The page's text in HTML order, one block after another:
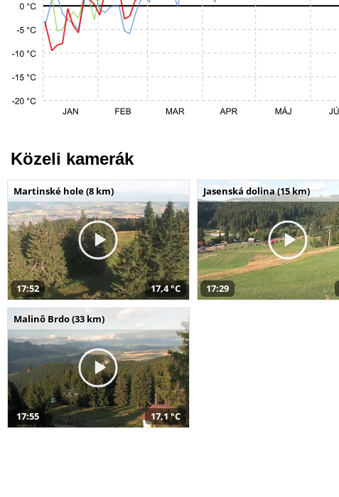
Közeli kamerák
Martinské hole (8 km)
17:52 17,4 °C
Jasenská dolina (15 km)
17:29
Malinô Brdo (33 km)
17:55 17,1 °C